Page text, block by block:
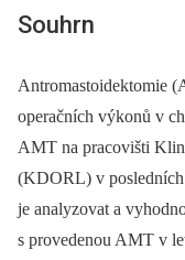
Souhrn
Antromastoidektomie
operačních výkonů v
AMT na pracovišti
(KDORL) v
je analyzovat a
s provedenou AMT v